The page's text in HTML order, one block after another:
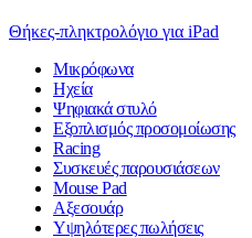
Θήκες-πληκτρολόγιο για iPad
Μικρόφωνα
Ηχεία
Ψηφιακά στυλό
Εξοπλισμός προσομοίωσης
Racing
Συσκευές παρουσιάσεων
Mouse Pad
Αξεσουάρ
Υψηλότερες πωλήσεις